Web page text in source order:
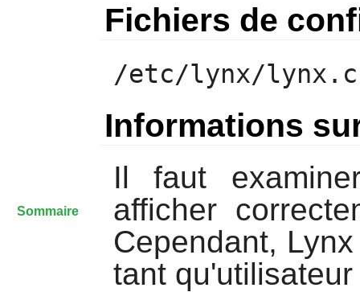
Fichiers de
/etc/lynx/
Informations
Il faut
afficher
Cependant, Lynx
tant
Sommaire